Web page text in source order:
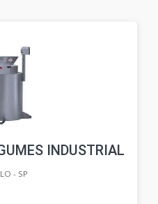
INDUSTRIAL
- SP